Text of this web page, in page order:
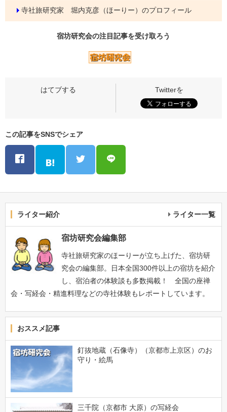
寺社旅研究家 堀内克彦（ほーりー）のプロフィール
宿坊研究会の注目記事を受け取ろう
この記事をSNSでシェア
ライター紹介 ライター一覧
宿坊研究会編集部
寺社旅研究家のほーりーが立ち上げた、宿坊研
究会の編集部。日本全国300件以上の宿坊を紹介
し、宿泊者の体験談も多数掲載！ 全国の座禅
会・写経会・精進料理などの寺社体験もレポートしています。
おススメ記事
釘抜地蔵（石像寺）（京都市上京区）のお
守り・絵馬
三千院（京都市 大原）の写経会